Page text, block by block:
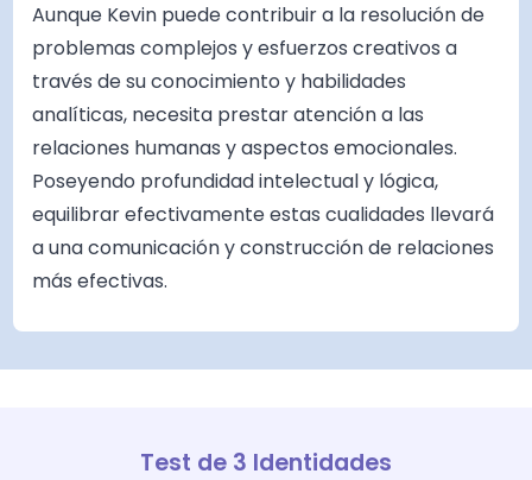
Aunque Kevin puede contribuir a la resolución de
problemas complejos y esfuerzos creativos a
través de su conocimiento y habilidades
analíticas, necesita prestar atención a las
relaciones humanas y aspectos emocionales.
Poseyendo profundidad intelectual y lógica,
equilibrar efectivamente estas cualidades llevará
a una comunicación y construcción de relaciones
más efectivas.
Test de 3 Identidades